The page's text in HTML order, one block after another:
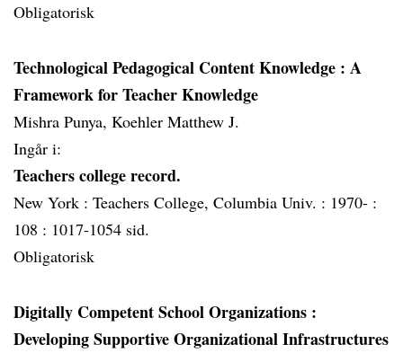
Obligatorisk
Technological Pedagogical Content Knowledge : A
Framework for Teacher Knowledge
Mishra Punya, Koehler Matthew J.
Ingår i:
Teachers college record.
New York : Teachers College, Columbia Univ. : 1970- :
108 : 1017-1054 sid.
Obligatorisk
Digitally Competent School Organizations :
Developing Supportive Organizational Infrastructures